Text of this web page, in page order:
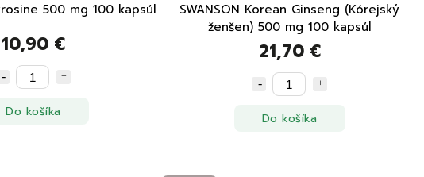
500 mg 100 kapsúl
10,90 €
Do košíka
SWANSON Korean Ginseng (Kórejský
ženšen) 500 mg 100 kapsúl
21,70 €
Do košíka